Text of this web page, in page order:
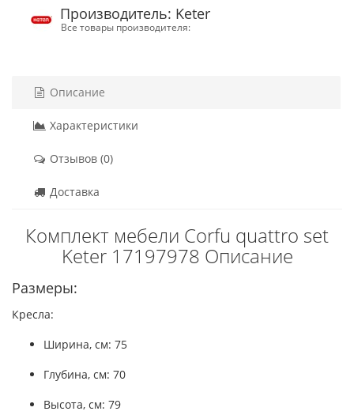
Производитель: Keter
Все товары производителя:
Описание
Характеристики
Отзывов (0)
Доставка
Комплект мебели Corfu quattro set
Keter 17197978 Описание
Размеры:
Кресла:
Ширина, см: 75
Глубина, см: 70
Высота, см: 79